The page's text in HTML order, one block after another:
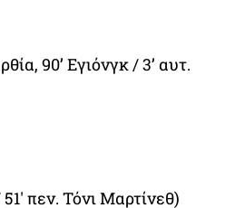
90’ Εγιόνγκ / 3’ αυτ.
πεν. Τόνι Μαρτίνεθ)